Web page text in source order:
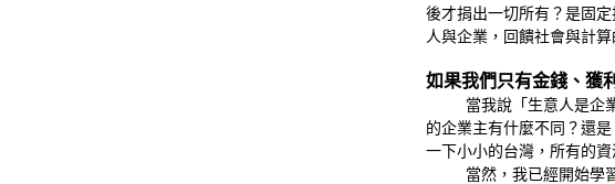
後才捐出一切所有？是固
人與企業，回饋社會與計
如果我們只有金錢、獲
當我說「生意人是企
的企業主有什麼不同？還
一下小小的台灣，所有的
當然，我已經開始學